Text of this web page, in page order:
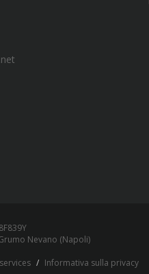
Nevano (Napoli)
Informativa sulla privacy